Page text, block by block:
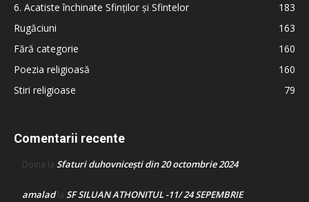
6. Acatiste închinate Sfinților și Sfintelor
183
Rugăciuni
163
Fără categorie
160
Poezia religioasă
160
Stiri religioase
79
Comentarii recente
Doina la Sfaturi duhovnicești din 20 octombrie 2024
amaladla SF SILUAN ATHONITUL -11/ 24 SEPEMBRIE